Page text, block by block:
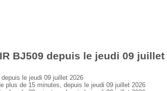
BJ509 depuis le jeudi 09 juillet
le jeudi 09 juillet 2026
plus de 15 minutes, depuis le jeudi 09 juillet 2026